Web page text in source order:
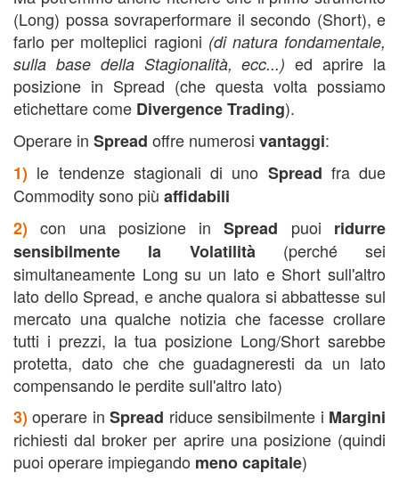
(Long) possa sovraperformare il secondo (Short), e
farlo per molteplici ragioni (di natura fondamentale,
sulla base della Stagionalità, ecc...)ed aprire la
posizione in Spread (che questa volta possiamo
etichettare come Divergence Trading).
Operare in Spread offre numerosi vantaggi:
1) le tendenze stagionali di uno Spread fra due
Commodity sono più affidabili
2) con una posizione inSpread puoi ridurre
sensibilmente la Volatilità (perché sei
simultaneamente Long su un lato e Short sull'altro
lato dello Spread, e anche qualora si abbattesse sul
mercato una qualche notizia che facesse crollare
tutti i prezzi, la tua posizione Long/Short sarebbe
protetta, dato che che guadagneresti da un lato
compensando le perdite sull'altro lato)
3)operare inSpread riduce sensibilmente i Margini
richiesti dal broker per aprire una posizione (quindi
puoi operare impiegando meno capitale)